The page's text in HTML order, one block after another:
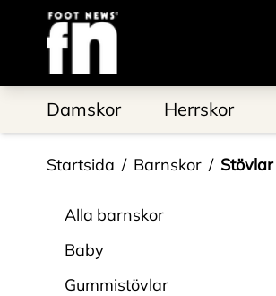
Till startsidan
Damskor Herrskor
Startsida Barnskor Stövlar
Alla barnskor
Baby
Gummistövlar